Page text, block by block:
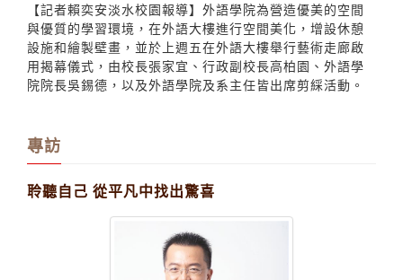
【記者賴奕安淡水校園報導】外語學院為營造優美的空間
與優質的學習環境，在外語大樓進行空間美化，增設休憩
設施和繪製壁畫，並於上週五在外語大樓舉行藝術走廊啟
用揭幕儀式，由校長張家宜、行政副校長高柏園、外語學
院院長吳錫德，以及外語學院及系主任皆出席剪綵活動。
專訪
聆聽自己 從平凡中找出驚喜